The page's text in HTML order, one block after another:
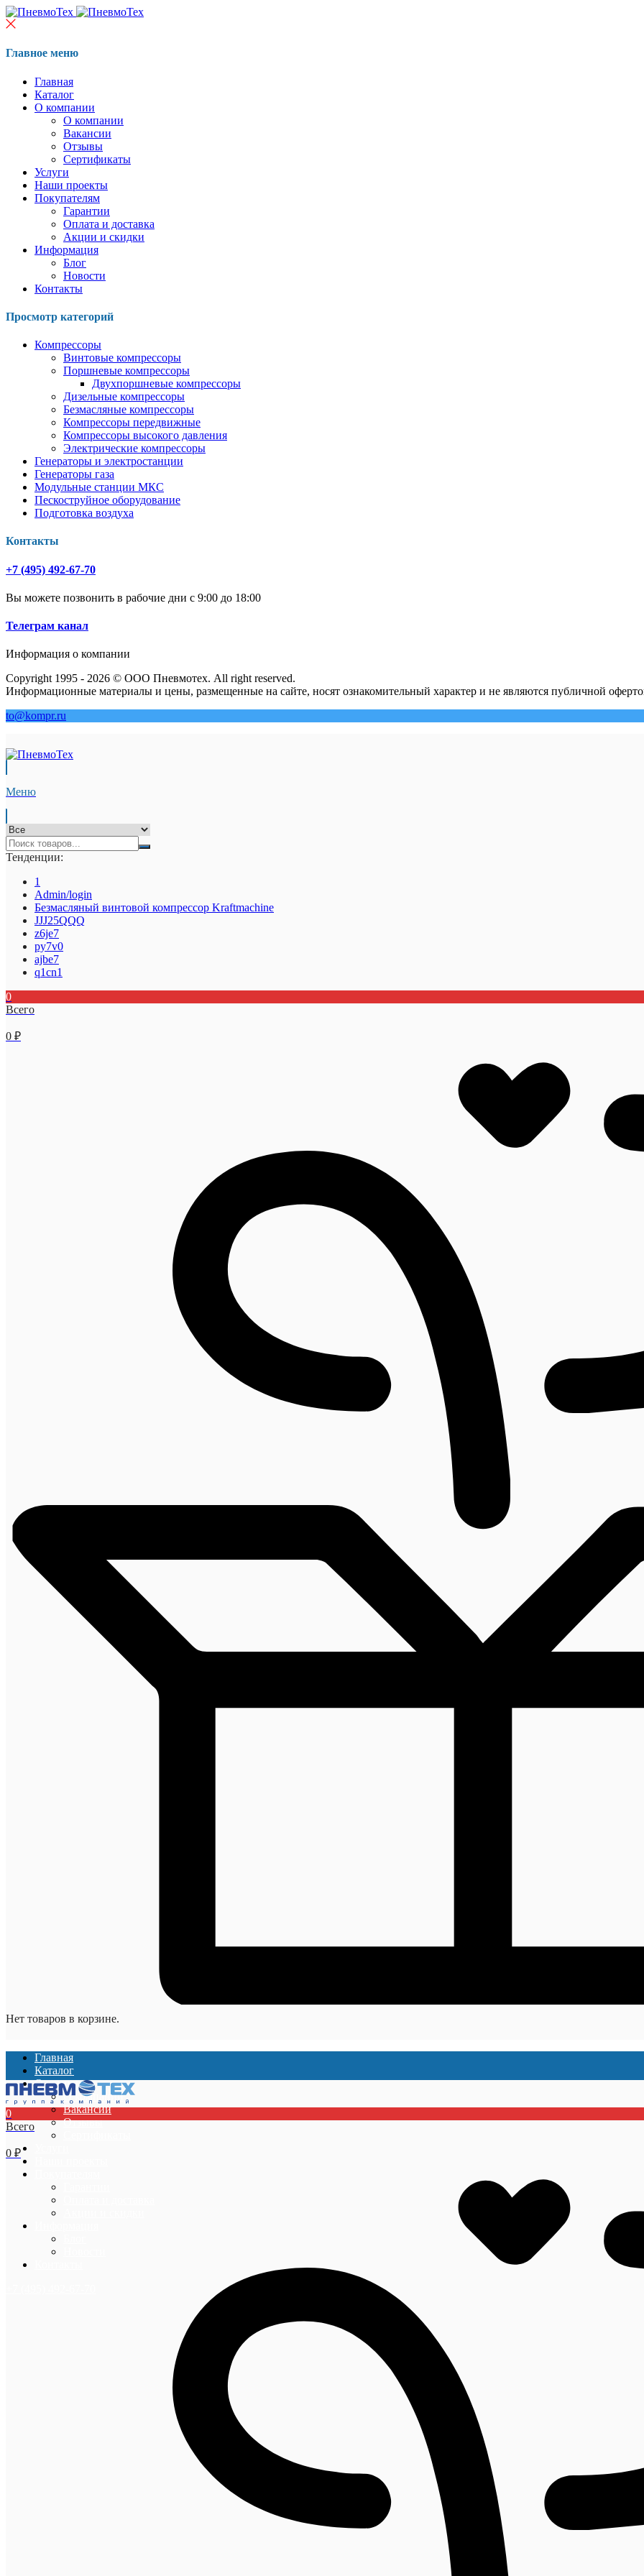
Главное меню
Главная
Каталог
О компании
О компании
Вакансии
Отзывы
Сертификаты
Услуги
Наши проекты
Покупателям
Гарантии
Оплата и доставка
Акции и скидки
Информация
Блог
Новости
Контакты
Просмотр категорий
Компрессоры
Винтовые компрессоры
Поршневые компрессоры
Двухпоршневые компрессоры
Дизельные компрессоры
Безмасляные компрессоры
Компрессоры передвижные
Компрессоры высокого давления
Электрические компрессоры
Генераторы и электростанции
Генераторы газа
Модульные станции МКС
Пескоструйное оборудование
Подготовка воздуха
Контакты
+7 (495) 492-67-70
Вы можете позвонить в рабочие дни с 9:00 до 18:00
Телеграм канал
Информация о компании
Copyright 1995 - 2026 © ООО Пневмотех. All right reserved.
Информационные материалы и цены, размещенные на сайте, носят ознакомительный характер и не являются публичной
to@kompr.ru
Меню
Тенденции:
1
Admin/login
Безмасляный винтовой компрессор Kraftmaсhine
JJJ25QQQ
z6je7
py7v0
ajbe7
q1cn1
0
Всего
0 ₽
Нет товаров в корзине.
Главная
Каталог
О компании
О компании
Вакансии
Отзывы
0
Всего
0 ₽